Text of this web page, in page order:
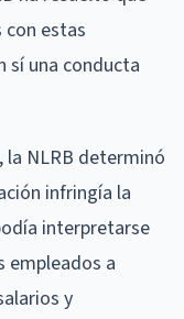
con estas
sí una conducta
la NLRB determinó
infringía la
interpretarse
empleados a
y